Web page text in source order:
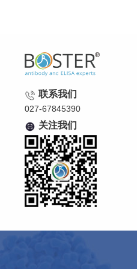
联系我们
027-67845390
关注我们